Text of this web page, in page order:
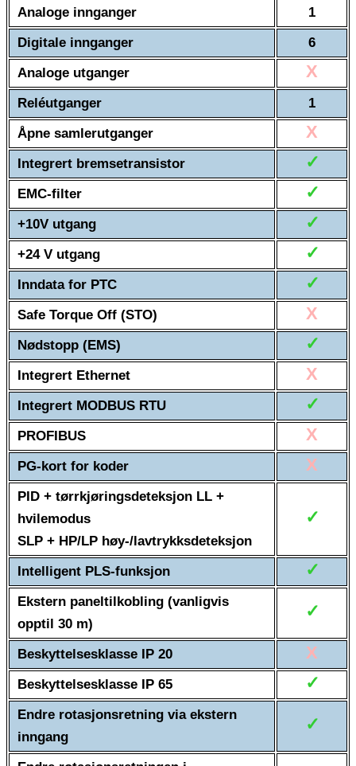
Analoge innganger
1
Digitale innganger
6
Analoge utganger
X
Reléutganger
1
Åpne samlerutganger
X
Integrert bremsetransistor ✓
EMC-filter ✓
+10V utgang ✓
+24 V utgang ✓
Inndata for PTC ✓
Safe Torque Off (STO) X
Nødstopp (EMS) ✓
Integrert Ethernet X
Integrert MODBUS RTU ✓
PROFIBUS X
PG-kort for koder X
PID + tørrkjøringsdeteksjon LL +
hvilemodus
SLP + HP/LP høy-/lavtrykksdeteksjon
✓
Intelligent PLS-funksjon ✓
Ekstern paneltilkobling (vanligvis
opptil 30 m)
✓
Beskyttelsesklasse IP 20 X
Beskyttelsesklasse IP 65 ✓
Endre rotasjonsretning via ekstern
inngang
✓